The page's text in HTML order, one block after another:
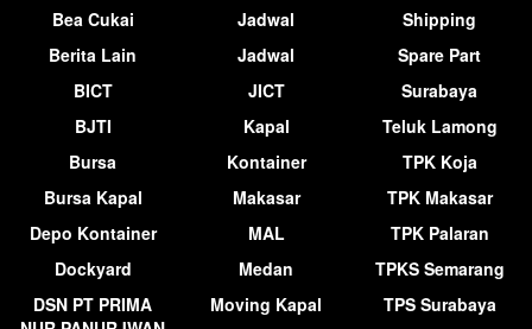
Bea Cukai
Berita Lain
BICT
BJTI
Bursa
Bursa Kapal
Depo Kontainer
Dockyard
DSN PT PRIMA
Jadwal
Jadwal
JICT
Kapal
Kontainer
Makasar
MAL
Medan
Moving Kapal
Shipping
Spare Part
Surabaya
Teluk Lamong
TPK Koja
TPK Makasar
TPK Palaran
TPKS Semarang
TPS Surabaya